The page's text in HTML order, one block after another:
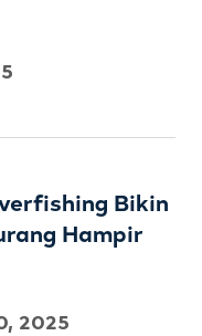
Bikin
Hampir
2025